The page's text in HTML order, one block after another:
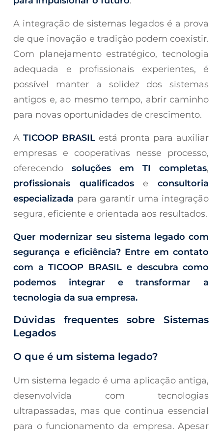
A integração de sistemas legados é a prova
de que inovação e tradição podem coexistir.
Com planejamento estratégico, tecnologia
adequada e profissionais experientes, é
possível manter a solidez dos sistemas
antigos e, ao mesmo tempo, abrir caminho
para novas oportunidades de crescimento.
A TICOOP BRASILestá pronta para auxiliar
empresas e cooperativas nesse processo,
oferecendosoluções em TI completas,
profissionais qualificadoseconsultoria
especializada para garantir uma integração
segura, eficiente e orientada aos resultados.
Quer modernizar seu sistema legado com
segurança e eficiência? Entre em contato
com a TICOOP BRASIL e descubra como
podemos integrar e transformar a
tecnologia da sua empresa.
Dúvidas frequentes sobre Sistemas
Legados
O que é um sistema legado?
Um sistema legado é uma aplicação antiga,
desenvolvida com tecnologias
ultrapassadas, mas que continua essencial
para o funcionamento da empresa. Apesar